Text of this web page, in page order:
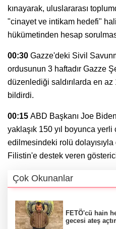
kınayarak, uluslararası
"cinayet ve intikam hedefi"
hükümetinden hesap
00:30 Gazze'deki Sivil
ordusunun 3 haftadır Gazze
düzenlediği saldırılarda en
bildirdi.
00:15 ABD Başkanı Joe
yaklaşık 150 yıl boyunca yerli
edilmesindeki rolü
Filistin'e destek veren
Çok Okunanlar
FETÖ'cü hain
gecesi ateş